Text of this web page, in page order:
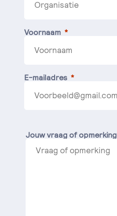
Voornaam
E-mailadres
Jouw vraag of opmerking